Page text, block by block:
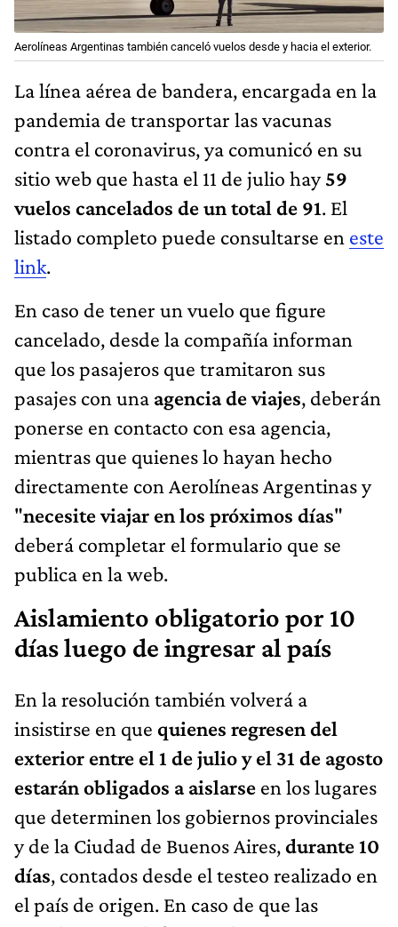
Aerolíneas Argentinas también canceló vuelos desde y hacia el exterior.
La línea aérea de bandera, encargada en la
pandemia de transportar las vacunas
contra el coronavirus, ya comunicó en su
sitio web que hasta el 11 de julio hay59
vuelos cancelados de un total de 91. El
listado completo puede consultarse en este
link.
En caso de tener un vuelo que figure
cancelado, desde la compañía informan
que los pasajeros que tramitaron sus
pasajes con una agencia de viajes, deberán
ponerse en contacto con esa agencia,
mientras que quienes lo hayan hecho
directamente con Aerolíneas Argentinas y
"necesite viajar en los próximos días"
deberá completar el formulario que se
publica en la web.
Aislamiento obligatorio por 10
días luego de ingresar al país
En la resolución también volverá a
insistirse en que quienes regresen del
exterior entre el 1 de julio y el 31 de agosto
estarán obligados a aislarse en los lugares
que determinen los gobiernos provinciales
y de la Ciudad de Buenos Aires,durante 10
días, contados desde el testeo realizado en
el país de origen. En caso de que las